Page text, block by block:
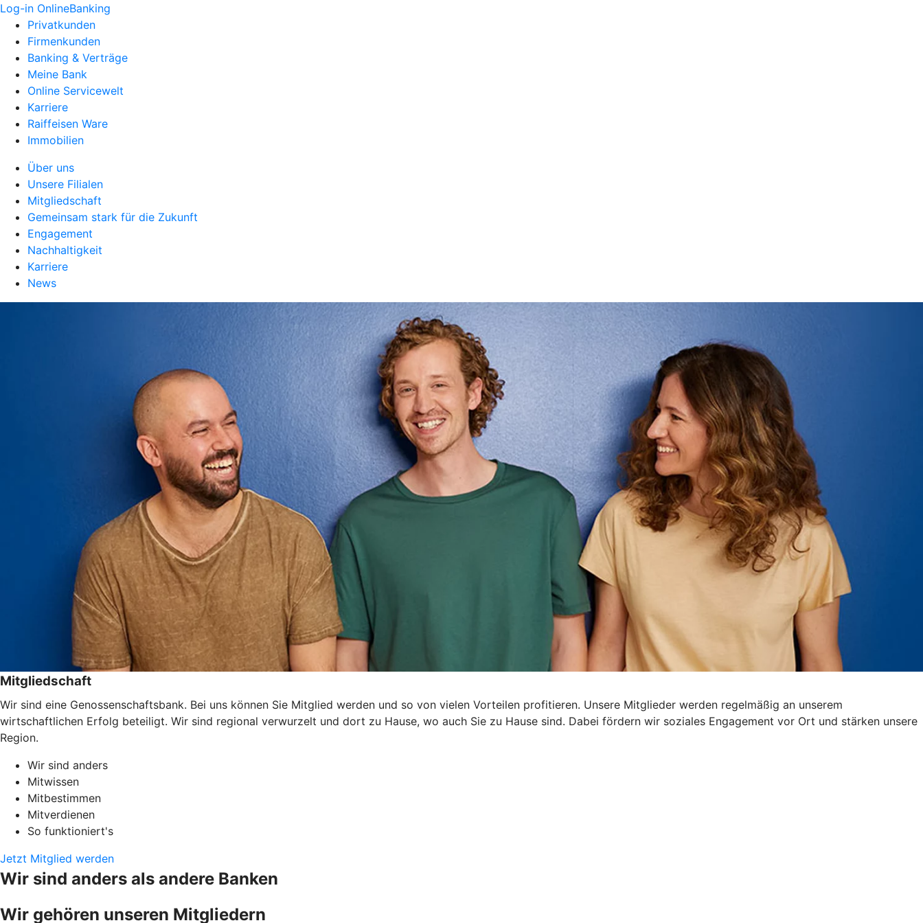
Log-in OnlineBanking
Privatkunden
Firmenkunden
Banking & Verträge
Meine Bank
Online Servicewelt
Karriere
Raiffeisen Ware
Immobilien
Über uns
Unsere Filialen
Mitgliedschaft
Gemeinsam stark für die Zukunft
Engagement
Nachhaltigkeit
Karriere
News
Mitgliedschaft
Wir sind eine Genossenschaftsbank. Bei uns können Sie Mitglied werden und so von vielen Vorteilen profitieren. Unsere Mitglieder werden regelmäßig an unserem
wirtschaftlichen Erfolg beteiligt. Wir sind regional verwurzelt und dort zu Hause, wo auch Sie zu Hause sind. Dabei fördern wir soziales Engagement vor Ort und stärken unsere
Region.
Wir sind anders
Mitwissen
Mitbestimmen
Mitverdienen
So funktioniert's
Jetzt Mitglied werden
Wir sind anders als andere Banken
Wir gehören unseren Mitgliedern